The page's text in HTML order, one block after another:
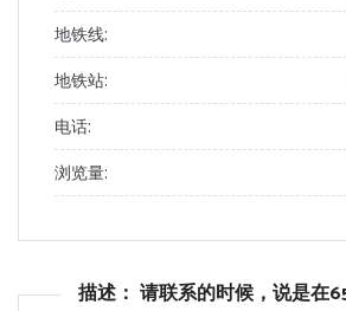
地铁线:
地铁站:
电话:
浏览量:
描述： 请联系的时候，说是在